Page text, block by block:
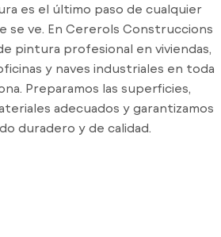
es el último paso de cualquier
se ve. En Cererols Construccions
pintura profesional en viviendas,
y naves industriales en toda
Preparamos las superficies,
adecuados y garantizamos
duradero y de calidad.